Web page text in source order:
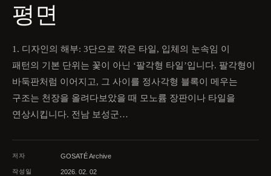
평면
1. 디자인의 해부: 3단으로 깎은 타일, 입체의 눈속임 이
패턴의 기본 단위는 꽃이 아닌 ‘팔각형 타일’입니다. 팔각형이
바둑판처럼 이어지고, 그 사이를 정사각형 블록이 메우는
구조는 천장을 올려다보았을 때 모노륨 장판이나 타일을
연상시킵니다. 전남 보성군…
저자 GOSATÉ Archive
작성일 2026. 02. 02